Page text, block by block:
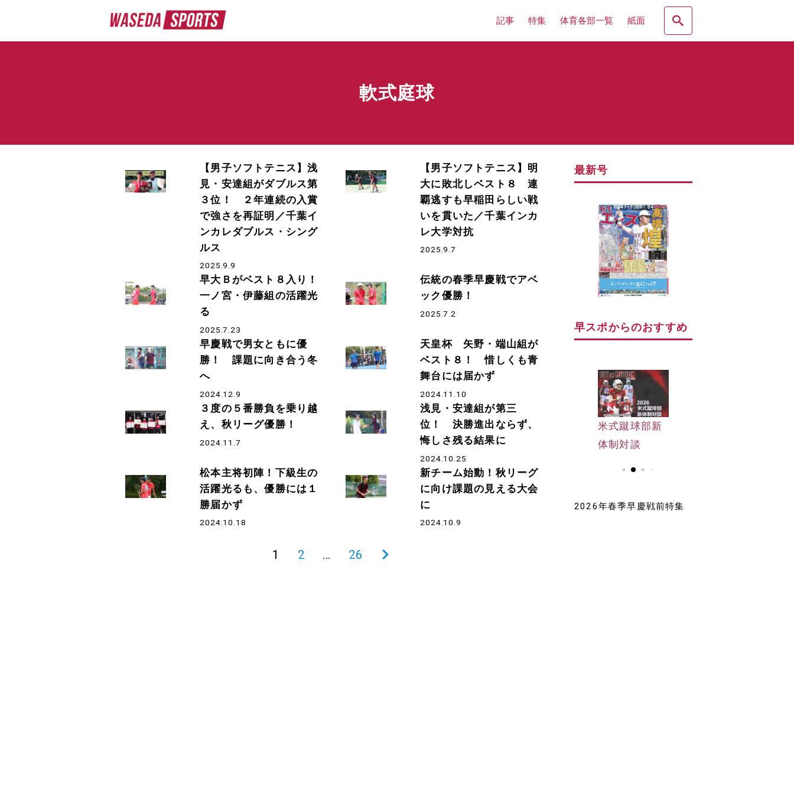
記事 特集 体育各部一覧 紙面
軟式庭球
【男子ソフトテニス】浅
見・安達組がダブルス第
３位！ ２年連続の入賞
で強さを再証明／千葉イ
ンカレダブルス・シング
ルス
2025.9.9
【男子ソフトテニス】明
大に敗北しベスト８ 連
覇逃すも早稲田らしい戦
いを貫いた／千葉インカ
レ大学対抗
2025.9.7
早大Ｂがベスト８入り！
一ノ宮・伊藤組の活躍光
る
2025.7.23
伝統の春季早慶戦でアベ
ック優勝！
2025.7.2
早慶戦で男女ともに優
勝！ 課題に向き合う冬
へ
2024.12.9
天皇杯 矢野・端山組が
ベスト８！ 惜しくも青
舞台には届かず
2024.11.10
３度の５番勝負を乗り越
え、秋リーグ優勝！
2024.11.7
浅見・安達組が第三
位！ 決勝進出ならず、
悔しさ残る結果に
2024.10.25
松本主将初陣！下級生の
活躍光るも、優勝には１
勝届かず
2024.10.18
新チーム始動！秋リーグ
に向け課題の見える大会
に
2024.10.9
1 2 … 26
次
最新号
早スポからのおすすめ
早大野球部選
手名鑑
米式蹴球部新
体制対談
早大野球部選
手名鑑
2026年春季早慶戦前特集